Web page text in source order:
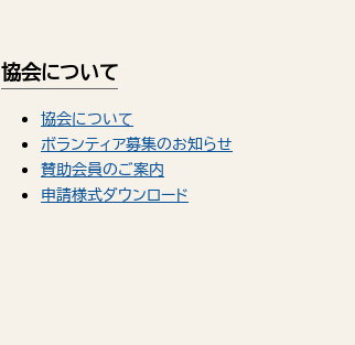
協会について
協会について
ボランティア募集のお知らせ
賛助会員のご案内
申請様式ダウンロード